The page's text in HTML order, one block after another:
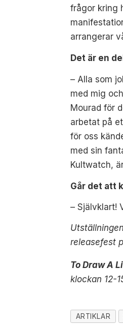
frågor kring
arrangerar
Det är en
– Alla som
med mig
Mourad för
arbetat på
för oss
med sin
Kultwatch,
Går det att
– Självklart!
Utställningen
releasefest
To Draw A
klockan 12-
ARTIKLAR